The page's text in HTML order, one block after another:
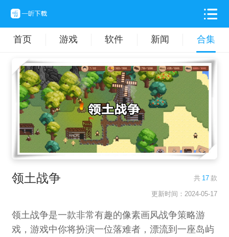
首页 游戏 软件 新闻 合集
领土战争 共 17 款
更新时间：2024-05-17
领土战争是一款非常有趣的像素画风战争策略游
戏，游戏中你将扮演一位落难者，漂流到一座岛屿